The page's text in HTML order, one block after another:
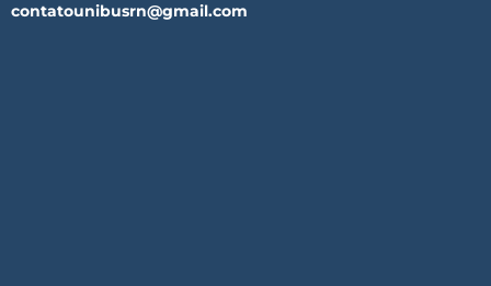
contatounibusrn@gmail.com